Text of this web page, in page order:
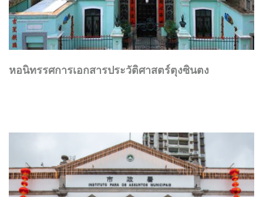
หอนิทรรศการเอกสารประวัติศาสตร์ตุงซินตง